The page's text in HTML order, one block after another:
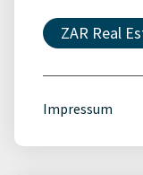
ZAR Real
Impressum